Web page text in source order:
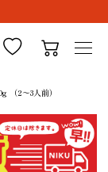
（2～3人前）